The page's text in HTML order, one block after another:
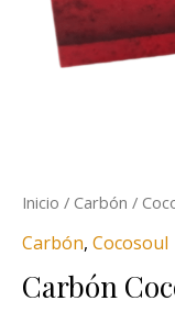
Inicio / Carbón /
Carbón, Cocosoul
Carbón